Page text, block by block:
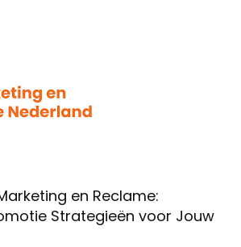
en Reclame:
Strategieën voor Jouw